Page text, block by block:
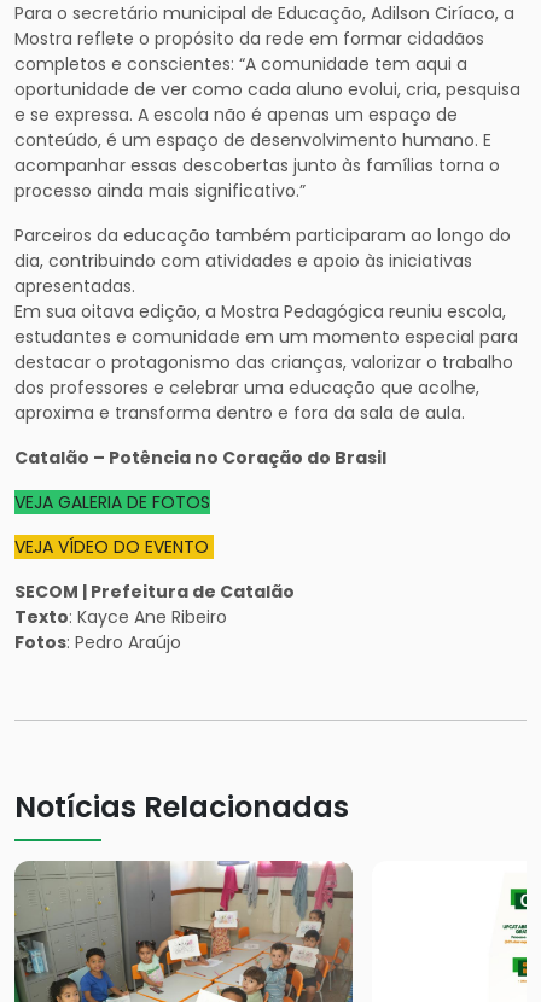
Para o secretário municipal de Educação, Adilson Ciríaco, a
Mostra reflete o propósito da rede em formar cidadãos
completos e conscientes: “A comunidade tem aqui a
oportunidade de ver como cada aluno evolui, cria, pesquisa
e se expressa. A escola não é apenas um espaço de
conteúdo, é um espaço de desenvolvimento humano. E
acompanhar essas descobertas junto às famílias torna o
processo ainda mais significativo.”
Parceiros da educação também participaram ao longo do
dia, contribuindo com atividades e apoio às iniciativas
apresentadas.
Em sua oitava edição, a Mostra Pedagógica reuniu escola,
estudantes e comunidade em um momento especial para
destacar o protagonismo das crianças, valorizar o trabalho
dos professores e celebrar uma educação que acolhe,
aproxima e transforma dentro e fora da sala de aula.
Catalão – Potência no Coração do Brasil
VEJA GALERIA DE FOTOS
VEJA VÍDEO DO EVENTO
SECOM | Prefeitura de Catalão
Texto: Kayce Ane Ribeiro
Fotos: Pedro Araújo
Notícias Relacionadas